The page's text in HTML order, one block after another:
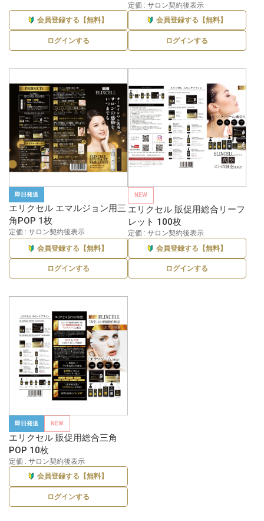
会員登録する【無料】
ログインする
定価 : サロン契約後表示
会員登録する【無料】
ログインする
即日発送
エリクセル エマルジョン用三
角POP 1枚
定価 : サロン契約後表示
会員登録する【無料】
ログインする
NEW
エリクセル 販促用総合リーフ
レット 100枚
定価 : サロン契約後表示
会員登録する【無料】
ログインする
即日発送 NEW
エリクセル 販促用総合三角
POP 10枚
定価 : サロン契約後表示
会員登録する【無料】
ログインする